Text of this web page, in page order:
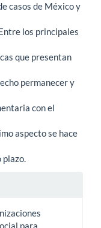
casos de México y
los principales
que presentan
permanecer y
con el
aspecto se hace
plazo.
para